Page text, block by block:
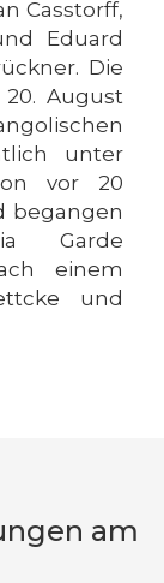
Casstorff,
Eduard
Die
August
unter
vor 20
begangen
Garde
einem
und
am